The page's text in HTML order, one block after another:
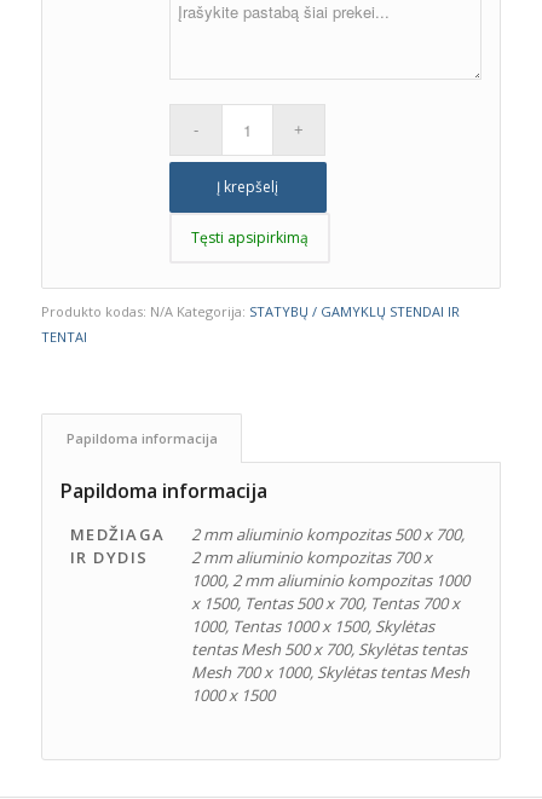
Į krepšelį
Tęsti apsipirkimą
Produkto kodas: N/A Kategorija: STATYBŲ / GAMYKLŲ STENDAI IR
TENTAI
Papildoma informacija
Papildoma informacija
MEDŽIAGA
IR DYDIS
2 mm aliuminio kompozitas 500 x 700,
2 mm aliuminio kompozitas 700 x
1000, 2 mm aliuminio kompozitas 1000
x 1500, Tentas 500 x 700, Tentas 700 x
1000, Tentas 1000 x 1500, Skylėtas
tentas Mesh 500 x 700, Skylėtas tentas
Mesh 700 x 1000, Skylėtas tentas Mesh
1000 x 1500